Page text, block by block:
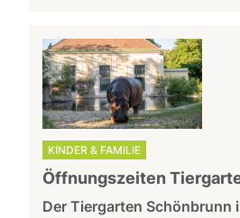
KINDER & FAMILIE
Öffnungszeiten
Der Tiergarten Schönbrunn